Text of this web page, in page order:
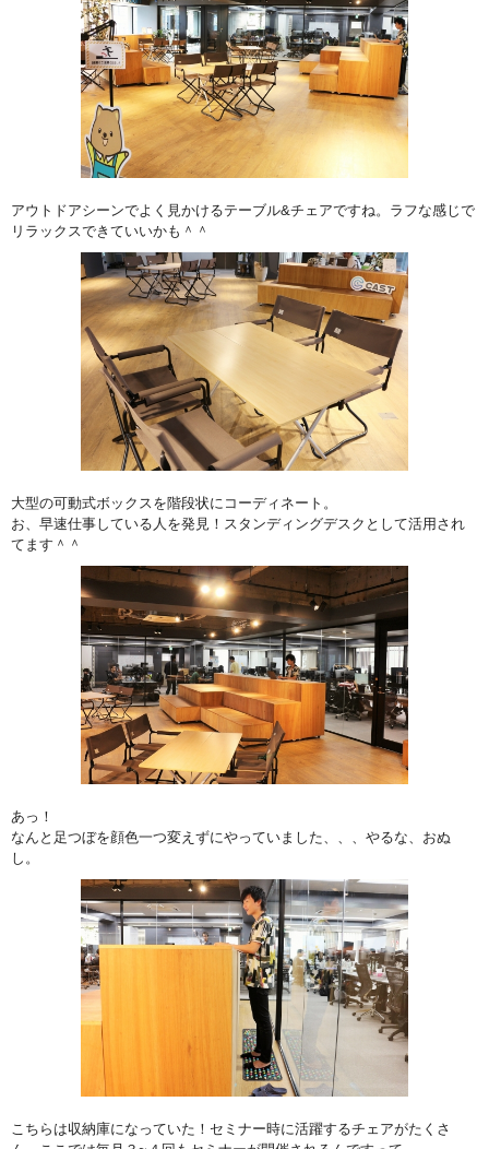
アウトドアシーンでよく見かけるテーブル&チェアですね。ラフな感じで
リラックスできていいかも＾＾
大型の可動式ボックスを階段状にコーディネート。
お、早速仕事している人を発見！スタンディングデスクとして活用され
てます＾＾
あっ！
なんと足つぼを顔色一つ変えずにやっていました、、、やるな、おぬ
し。
こちらは収納庫になっていた！セミナー時に活躍するチェアがたくさ